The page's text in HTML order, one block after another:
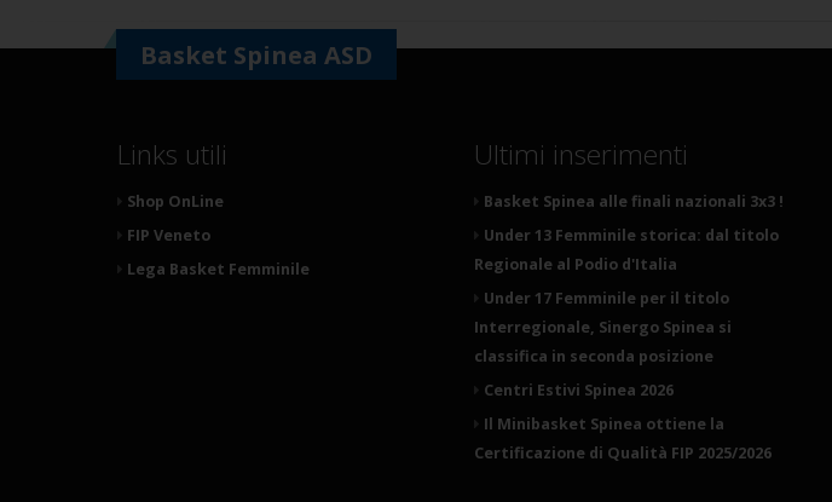
Basket Spinea ASD
Links utili
Shop OnLine
FIP Veneto
Lega Basket Femminile
Ultimi inserimenti
Basket Spinea alle finali nazionali 3x3 !
Under 13 Femminile storica: dal titolo
Regionale al Podio d'Italia
Under 17 Femminile per il titolo
Interregionale, Sinergo Spinea si
classifica in seconda posizione
Centri Estivi Spinea 2026
Il Minibasket Spinea ottiene la
Certificazione di Qualità FIP 2025/2026